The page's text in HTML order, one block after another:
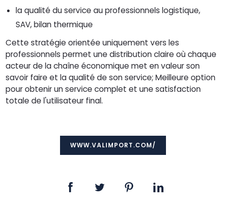
la qualité du service au professionnels logistique,
SAV, bilan thermique
Cette stratégie orientée uniquement vers les
professionnels permet une distribution claire où chaque
acteur de la chaîne économique met en valeur son
savoir faire et la qualité de son service; Meilleure option
pour obtenir un service complet et une satisfaction
totale de l'utilisateur final.
WWW.VALIMPORT.COM/